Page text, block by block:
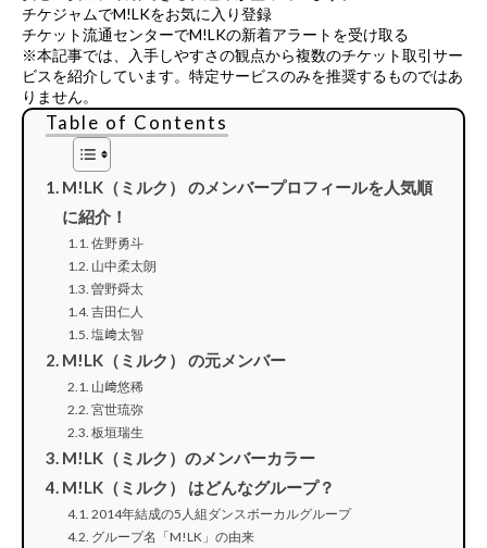
チケジャムでM!LKをお気に入り登録
チケット流通センターでM!LKの新着アラートを受け取る
※本記事では、入手しやすさの観点から複数のチケット取引サー
ビスを紹介しています。特定サービスのみを推奨するものではあ
りません。
Table of Contents
M!LK（ミルク） のメンバープロフィールを人気順
に紹介！
佐野勇斗
山中柔太朗
曽野舜太
吉田仁人
塩﨑太智
M!LK（ミルク） の元メンバー
山﨑悠稀
宮世琉弥
板垣瑞生
M!LK（ミルク）のメンバーカラー
M!LK（ミルク） はどんなグループ？
2014年結成の5人組ダンスボーカルグループ
グループ名「M!LK」の由来